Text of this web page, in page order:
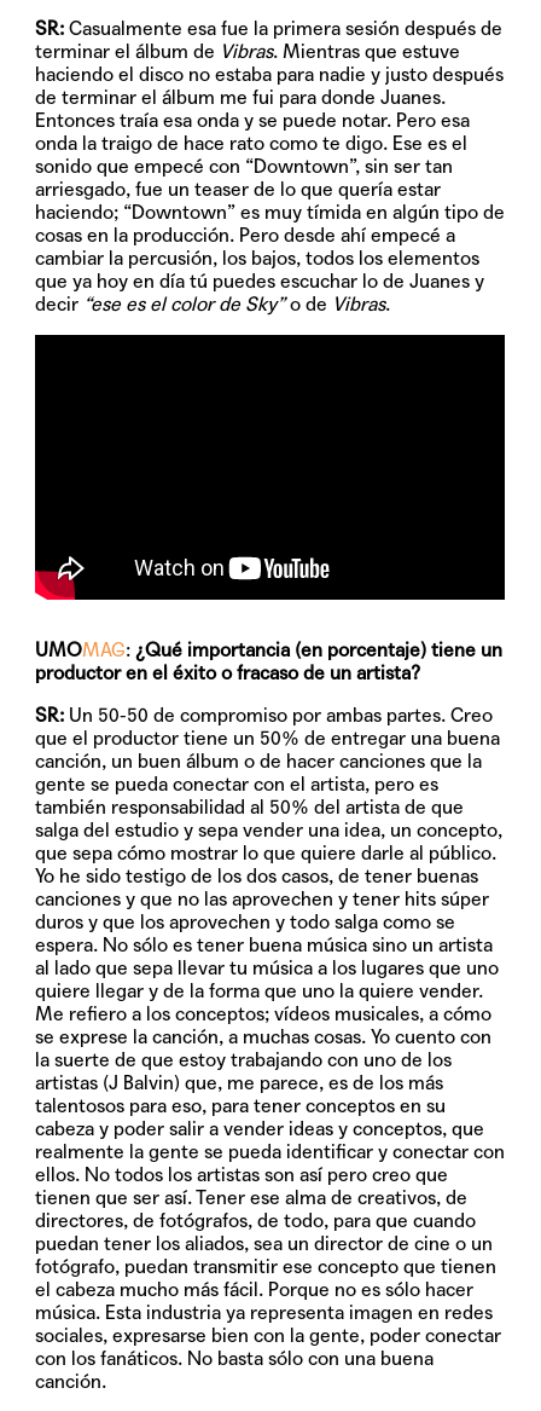
SR: Casualmente esa fue la primera sesión después de
terminar el álbum de Vibras. Mientras que estuve
haciendo el disco no estaba para nadie y justo después
de terminar el álbum me fui para donde Juanes.
Entonces traía esa onda y se puede notar. Pero esa
onda la traigo de hace rato como te digo. Ese es el
sonido que empecé con “Downtown”, sin ser tan
arriesgado, fue un teaser de lo que quería estar
haciendo; “Downtown” es muy tímida en algún tipo de
cosas en la producción. Pero desde ahí empecé a
cambiar la percusión, los bajos, todos los elementos
que ya hoy en día tú puedes escuchar lo de Juanes y
decir “ese es el color de Sky”o de Vibras.
UMOMAG:¿Qué importancia (en porcentaje) tiene un
productor en el éxito o fracaso de un artista?
SR: Un 50-50 de compromiso por ambas partes. Creo
que el productor tiene un 50% de entregar una buena
canción, un buen álbum o de hacer canciones que la
gente se pueda conectar con el artista, pero es
también responsabilidad al 50% del artista de que
salga del estudio y sepa vender una idea, un concepto,
que sepa cómo mostrar lo que quiere darle al público.
Yo he sido testigo de los dos casos, de tener buenas
canciones y que no las aprovechen y tener hits súper
duros y que los aprovechen y todo salga como se
espera. No sólo es tener buena música sino un artista
al lado que sepa llevar tu música a los lugares que uno
quiere llegar y de la forma que uno la quiere vender.
Me refiero a los conceptos; vídeos musicales, a cómo
se exprese la canción, a muchas cosas. Yo cuento con
la suerte de que estoy trabajando con uno de los
artistas (J Balvin) que, me parece, es de los más
talentosos para eso, para tener conceptos en su
cabeza y poder salir a vender ideas y conceptos, que
realmente la gente se pueda identificar y conectar con
ellos. No todos los artistas son así pero creo que
tienen que ser así. Tener ese alma de creativos, de
directores, de fotógrafos, de todo, para que cuando
puedan tener los aliados, sea un director de cine o un
fotógrafo, puedan transmitir ese concepto que tienen
el cabeza mucho más fácil. Porque no es sólo hacer
música. Esta industria ya representa imagen en redes
sociales, expresarse bien con la gente, poder conectar
con los fanáticos. No basta sólo con una buena
canción.